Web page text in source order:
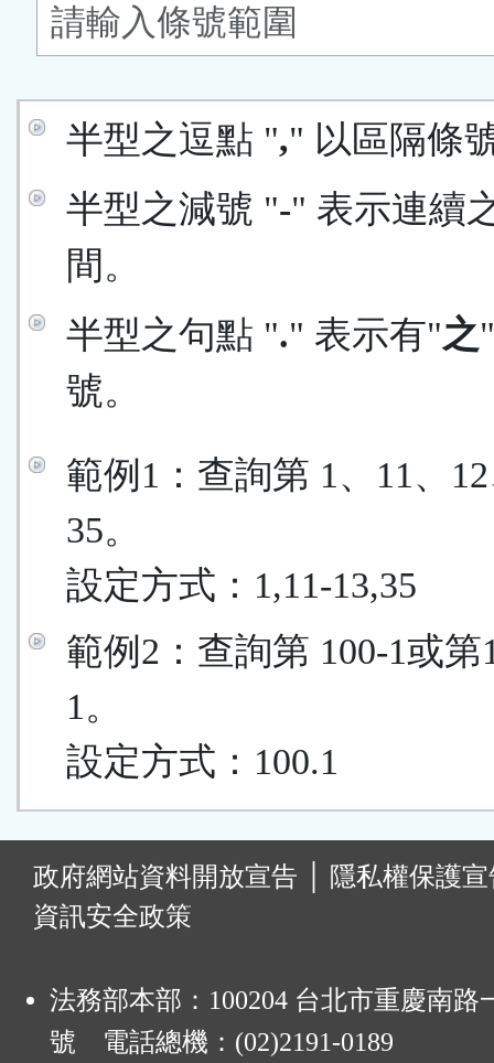
鈕
半型之逗點 "," 以區隔條
半型之減號 "-" 表示連續
間。
半型之句點 "." 表示有"之
號。
範例1：查詢第 1、11、
35。
設定方式：1,11-13,35
範例2：查詢第 100-1或第
1。
設定方式：100.1
政府網站資料開放宣告
隱私權保護
資訊安全政策
法務部本部：100204 台北市重慶南路
號 電話總機：(02)2191-0189